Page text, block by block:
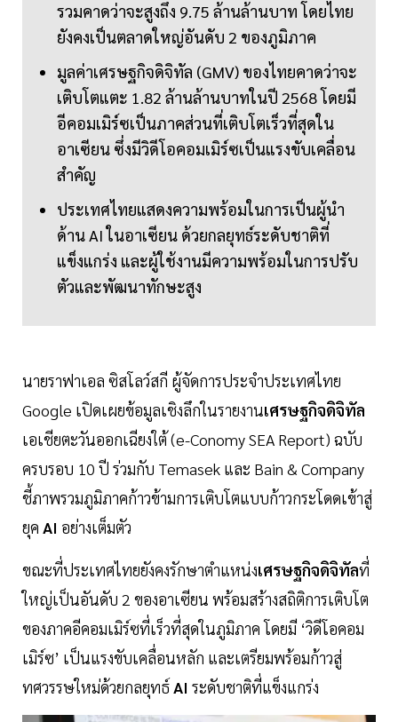
รวมคาดว่าจะสูงถึง 9.75 ล้านล้านบาท โดยไทย
ยังคงเป็นตลาดใหญ่อันดับ 2 ของภูมิภาค
มูลค่าเศรษฐกิจดิจิทัล (GMV) ของไทยคาดว่าจะ
เติบโตแตะ 1.82 ล้านล้านบาทในปี 2568 โดยมี
อีคอมเมิร์ซเป็นภาคส่วนที่เติบโตเร็วที่สุดใน
อาเซียน ซึ่งมีวิดีโอคอมเมิร์ซเป็นแรงขับเคลื่อน
สำคัญ
ประเทศไทยแสดงความพร้อมในการเป็นผู้นำ
ด้าน AI ในอาเซียน ด้วยกลยุทธ์ระดับชาติที่
แข็งแกร่ง และผู้ใช้งานมีความพร้อมในการปรับ
ตัวและพัฒนาทักษะสูง
นายราฟาเอล ซิสโลว์สกี ผู้จัดการประจำประเทศไทย
Google เปิดเผยข้อมูลเชิงลึกในรายงานเศรษฐกิจดิจิทัล
เอเชียตะวันออกเฉียงใต้ (e-Conomy SEA Report) ฉบับ
ครบรอบ 10 ปี ร่วมกับ Temasek และ Bain & Company
ชี้ภาพรวมภูมิภาคก้าวข้ามการเติบโตแบบก้าวกระโดดเข้าสู่
ยุค AI อย่างเต็มตัว
ขณะที่ประเทศไทยยังคงรักษาตำแหน่งเศรษฐกิจดิจิทัลที่
ใหญ่เป็นอันดับ 2 ของอาเซียน พร้อมสร้างสถิติการเติบโต
ของภาคอีคอมเมิร์ซที่เร็วที่สุดในภูมิภาค โดยมี ‘วิดีโอคอม
เมิร์ซ’ เป็นแรงขับเคลื่อนหลัก และเตรียมพร้อมก้าวสู่
ทศวรรษใหม่ด้วยกลยุทธ์AI ระดับชาติที่แข็งแกร่ง